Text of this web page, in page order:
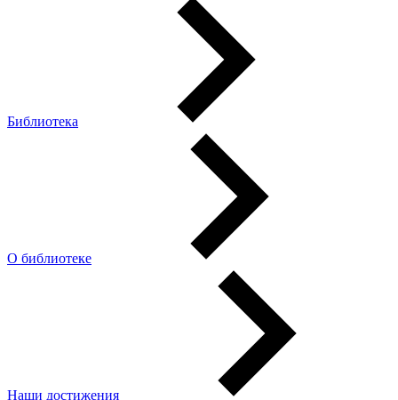
Библиотека
О библиотеке
Наши достижения